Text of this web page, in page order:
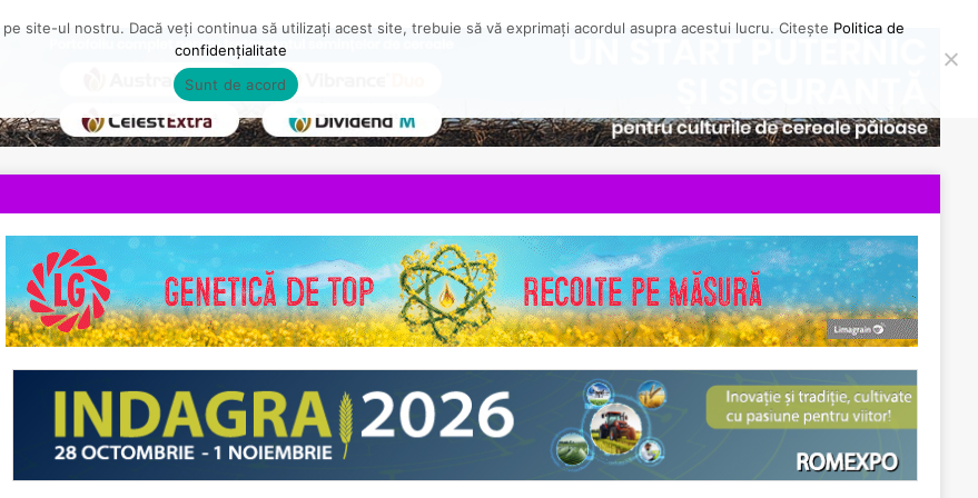
site-ul nostru. Dacă veți continua să utilizați acest site, trebuie să vă exprimați acordul asupra acestui lucru. Citește Politica de
confidențialitate
Sunt de acord